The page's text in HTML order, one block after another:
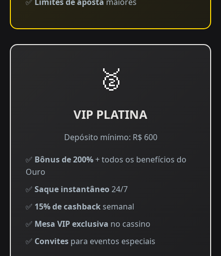
🥈
VIP PLATINA
Depósito mínimo: R$ 600
✅ Bônus de 200%+ todos os benefícios do
Ouro
✅ Saque instantâneo24/7
✅ 15% de cashback semanal
✅ Mesa VIP exclusiva no cassino
✅ Convites para eventos especiais